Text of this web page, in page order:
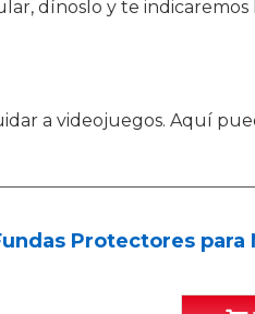
dínoslo y te
a videojuegos. Aquí
Protectores para